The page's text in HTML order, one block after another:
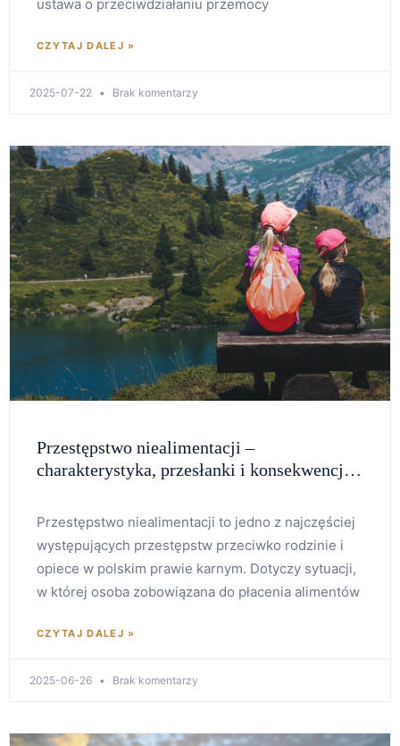
ustawa o przeciwdziałaniu przemocy
CZYTAJ DALEJ »
2025-07-22 Brak komentarzy
Przestępstwo niealimentacji –
charakterystyka, przesłanki i konsekwencje
Przestępstwo niealimentacji to jedno z najczęściej
występujących przestępstw przeciwko rodzinie i
opiece w polskim prawie karnym. Dotyczy sytuacji,
w której osoba zobowiązana do płacenia alimentów
CZYTAJ DALEJ »
2025-06-26 Brak komentarzy